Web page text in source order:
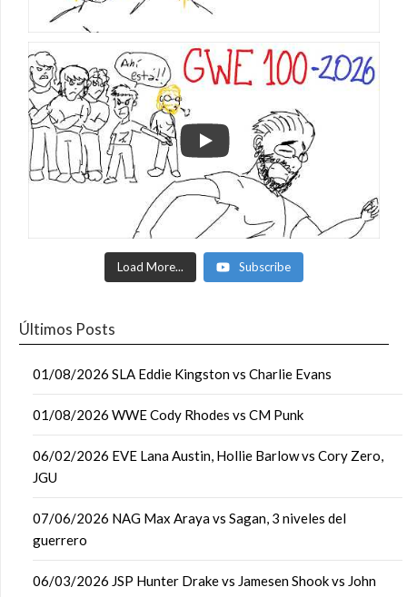
Load More... Subscribe
Últimos Posts
01/08/2026 SLA Eddie Kingston vs Charlie Evans
01/08/2026 WWE Cody Rhodes vs CM Punk
06/02/2026 EVE Lana Austin, Hollie Barlow vs Cory Zero,
JGU
07/06/2026 NAG Max Araya vs Sagan, 3 niveles del
guerrero
06/03/2026 JSP Hunter Drake vs Jamesen Shook vs John